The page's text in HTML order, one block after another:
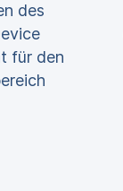
des
für den